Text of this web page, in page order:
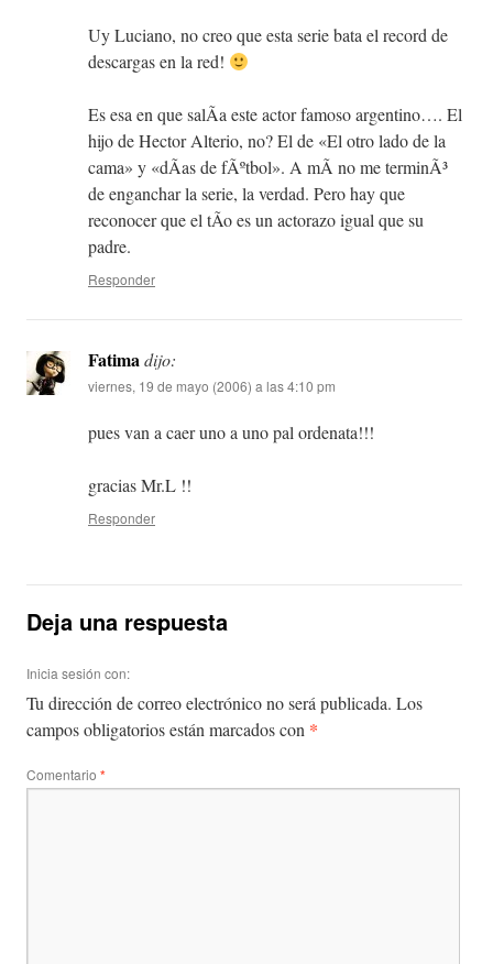
Uy Luciano, no creo que esta serie bata el record de
descargas en la red!
Es esa en que salÃ­a este actor famoso argentino…. El
hijo de Hector Alterio, no? El de «El otro lado de la
cama» y «dÃ­as de fÃºtbol». A mÃ­ no me terminÃ³
de enganchar la serie, la verdad. Pero hay que
reconocer que el tÃ­o es un actorazo igual que su
padre.
Responder
Fatimadijo:
viernes, 19 de mayo (2006) a las 4:10 pm
pues van a caer uno a uno pal ordenata!!!
gracias Mr.L !!
Responder
Deja una respuesta
Inicia sesión con:
Tu dirección de correo electrónico no será publicada. Los
campos obligatorios están marcados con *
Comentario *